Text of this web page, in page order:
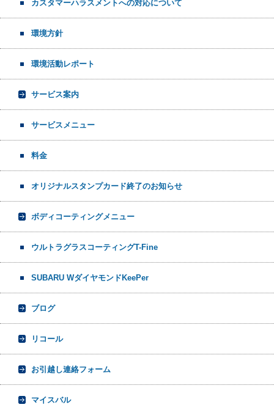
カスタマーハラスメントへの対応について
環境方針
環境活動レポート
サービス案内
サービスメニュー
料金
オリジナルスタンプカード終了のお知らせ
ボディコーティングメニュー
ウルトラグラスコーティングT-Fine
SUBARU WダイヤモンドKeePer
ブログ
リコール
お引越し連絡フォーム
マイスバル